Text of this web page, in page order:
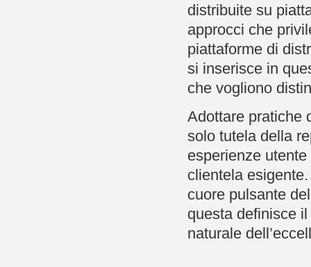
distribuite su
approcci che
piattaforme di
si inserisce in
che vogliono
Adottare pratiche
solo tutela della
esperienze
clientela
cuore pulsante
questa definisce
naturale